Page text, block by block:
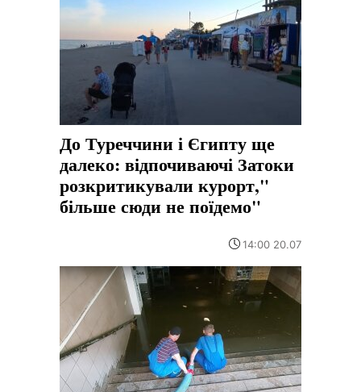
До Туреччини і Єгипту ще
далеко: відпочиваючі Затоки
розкритикували курорт,"
більше сюди не поїдемо"
14:00 20.07